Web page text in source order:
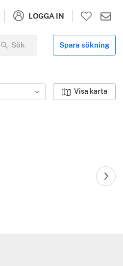
LOGGA IN
Sök Spara sökning
Visa karta